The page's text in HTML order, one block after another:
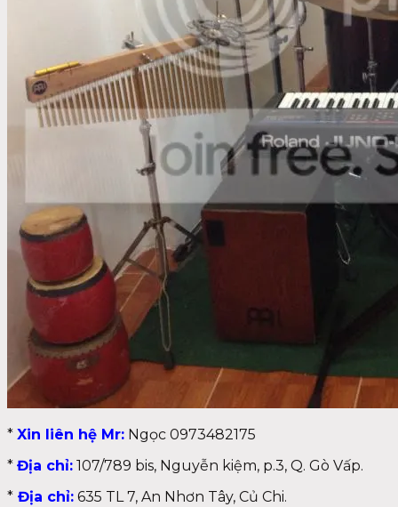
* Xin liên hệ Mr: Ngọc 0973482175
* Địa chỉ: 107/789 bis, Nguyễn kiệm, p.3, Q. Gò Vấp.
* Địa chỉ: 635 TL 7, An Nhơn Tây, Củ Chi.